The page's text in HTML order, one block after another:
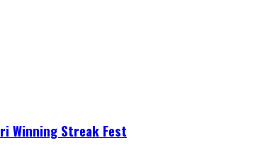
Winning Streak Fest